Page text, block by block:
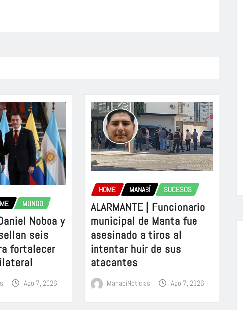
MUNDO
Noboa y
seis
fortalecer
Ago 7, 2026
HOME MANABÍ SUCESOS
ALARMANTE | Funcionario
municipal de Manta fue
asesinado a tiros al
intentar huir de sus
atacantes
ManabiNoticias Ago 7, 2026